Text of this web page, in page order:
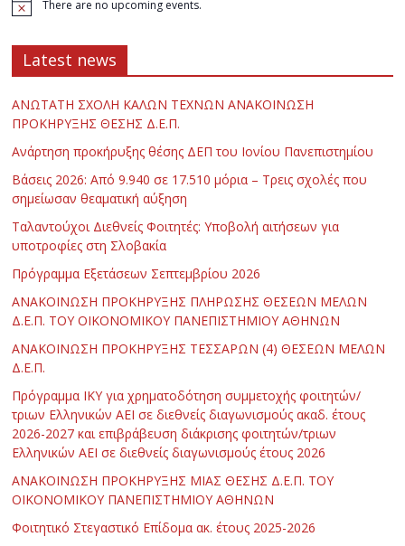
There are no upcoming events.
Latest news
ΑΝΩΤΑΤΗ ΣΧΟΛΗ ΚΑΛΩΝ ΤΕΧΝΩΝ ΑΝΑΚΟΙΝΩΣΗ
ΠΡΟΚΗΡΥΞΗΣ ΘΕΣΗΣ Δ.Ε.Π.
Ανάρτηση προκήρυξης θέσης ΔΕΠ του Ιονίου Πανεπιστημίου
Βάσεις 2026: Από 9.940 σε 17.510 μόρια – Τρεις σχολές που
σημείωσαν θεαματική αύξηση
Ταλαντούχοι Διεθνείς Φοιτητές: Υποβολή αιτήσεων για
υποτροφίες στη Σλοβακία
Πρόγραμμα Εξετάσεων Σεπτεμβρίου 2026
ΑΝΑΚΟΙΝΩΣΗ ΠΡΟΚΗΡΥΞΗΣ ΠΛΗΡΩΣΗΣ ΘΕΣΕΩΝ ΜΕΛΩΝ
Δ.Ε.Π. ΤΟΥ ΟΙΚΟΝΟΜΙΚΟΥ ΠΑΝΕΠΙΣΤΗΜΙΟΥ ΑΘΗΝΩΝ
ΑΝΑΚΟΙΝΩΣΗ ΠΡΟΚΗΡΥΞΗΣ ΤΕΣΣΑΡΩΝ (4) ΘΕΣΕΩΝ ΜΕΛΩΝ
Δ.Ε.Π.
Πρόγραμμα ΙΚΥ για χρηματοδότηση συμμετοχής φοιτητών/
τριων Ελληνικών ΑΕΙ σε διεθνείς διαγωνισμούς ακαδ. έτους
2026-2027 και επιβράβευση διάκρισης φοιτητών/τριων
Ελληνικών ΑΕΙ σε διεθνείς διαγωνισμούς έτους 2026
ΑΝΑΚΟΙΝΩΣΗ ΠΡΟΚΗΡΥΞΗΣ ΜΙΑΣ ΘΕΣΗΣ Δ.Ε.Π. ΤΟΥ
ΟΙΚΟΝΟΜΙΚΟΥ ΠΑΝΕΠΙΣΤΗΜΙΟΥ ΑΘΗΝΩΝ
Φοιτητικό Στεγαστικό Επίδομα ακ. έτους 2025-2026